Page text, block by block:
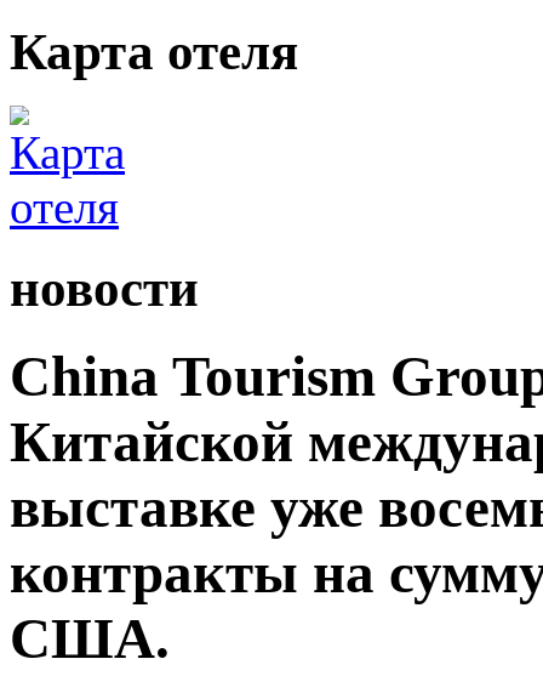
Карта отеля
новости
China Tourism
Китайской
выставке уже
контракты на
США.